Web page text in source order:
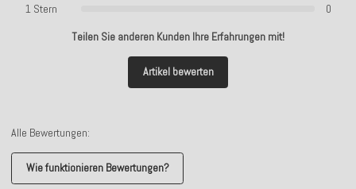
1 Stern
0
Teilen Sie anderen Kunden Ihre Erfahrungen mit!
Artikel bewerten
Alle Bewertungen:
Wie funktionieren Bewertungen?